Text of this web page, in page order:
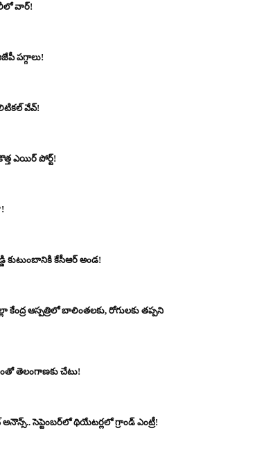
వార్!
పగ్గాలు!
వేవ్!
ఎయిర్ పోర్ట్!
కుటుంబానికి కేసీఆర్ అండ!
కేంద్ర ఆస్పత్రిలో బాలింతలకు, రోగులకు తప్పని
తెలంగాణకు చేటు!
సెప్టెంబర్‌లో థియేటర్లలో గ్రాండ్ ఎంట్రీ!